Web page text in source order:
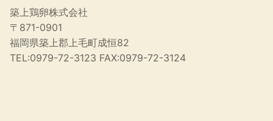
築上鶏卵株式会社
〒871-0901
福岡県築上郡上毛町成恒82
TEL:0979-72-3123 FAX:0979-72-3124